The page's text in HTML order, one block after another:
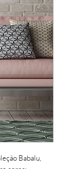
Babalu,